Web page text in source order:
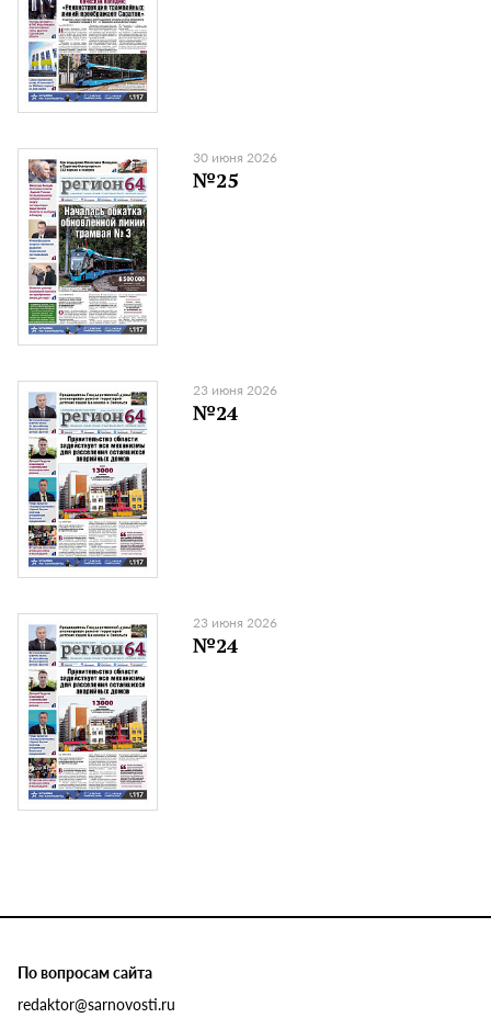
30 июня 2026
№25
23 июня 2026
№24
23 июня 2026
№24
По вопросам сайта
redaktor@sarnovosti.ru